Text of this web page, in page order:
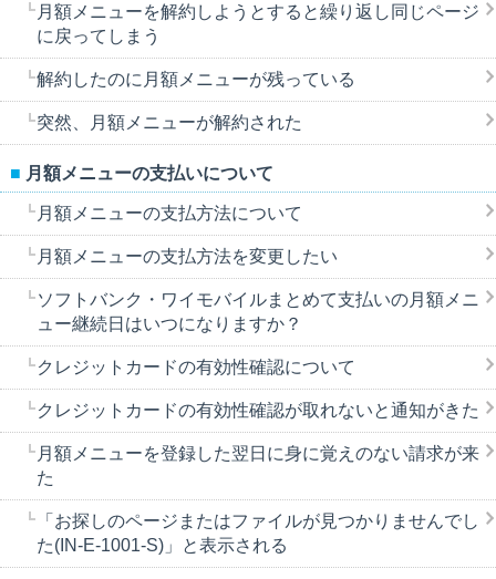
月額メニューを解約しようとすると繰り返し同じページ
に戻ってしまう
解約したのに月額メニューが残っている
突然、月額メニューが解約された
月額メニューの支払いについて
月額メニューの支払方法について
月額メニューの支払方法を変更したい
ソフトバンク・ワイモバイルまとめて支払いの月額メニ
ュー継続日はいつになりますか？
クレジットカードの有効性確認について
クレジットカードの有効性確認が取れないと通知がきた
月額メニューを登録した翌日に身に覚えのない請求が来
た
「お探しのページまたはファイルが見つかりませんでし
た(IN-E-1001-S)」と表示される